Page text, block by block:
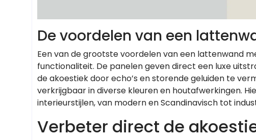
De voordelen van een
Een van de grootste voordelen van een lattenwand
functionaliteit. De panelen geven direct een luxe
de akoestiek door echo’s en storende geluiden te
verkrijgbaar in diverse kleuren en houtafwerkingen.
interieurstijlen, van modern en Scandinavisch tot
Verbeter direct de